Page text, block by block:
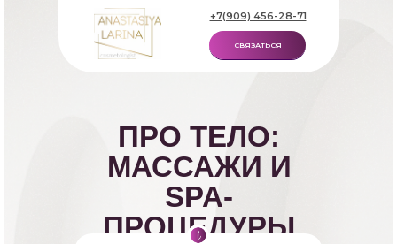
+7(909) 456-28-71
СВЯЗАТЬСЯ
ПРО ТЕЛО:
МАССАЖИ И
SPA-
ПРОЦЕДУРЫ